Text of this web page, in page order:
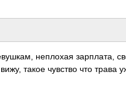
неплохая зарплата,
такое чувство что